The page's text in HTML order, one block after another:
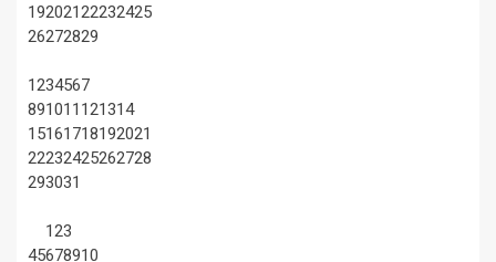
19202122232425
26272829
1234567
891011 121314
15161718192021
22232425262728
293031
123
45678910